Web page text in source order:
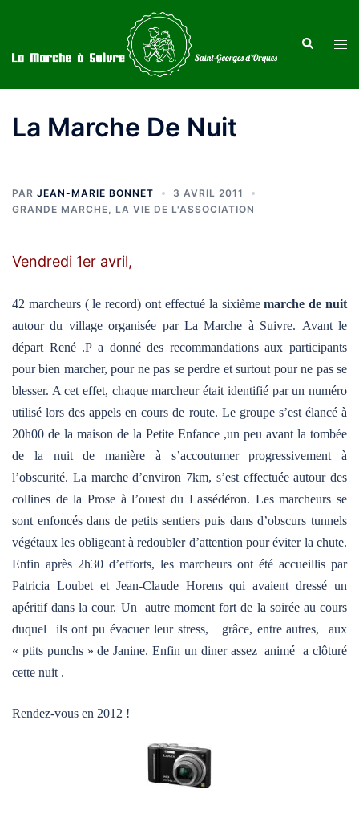
contenu
La Marche De Nuit
PAR JEAN-MARIE BONNET
3 AVRIL 2011
GRANDE MARCHE
LA VIE DE L'ASSOCIATION
Vendredi 1er avril,
42 marcheurs ( le record) ont effectué la sixièmemarche de nuit
autour du village organisée par La Marche à Suivre. Avant le
départ René .P a donné des recommandations aux participants
pour bien marcher, pour ne pas se perdre et surtout pour ne pas se
blesser. A cet effet, chaque marcheur était identifié par un numéro
utilisé lors des appels en cours de route. Le groupe s’est élancé à
20h00 de la maison de la Petite Enfance ,un peu avant la tombée
de la nuit de manière à s’accoutumer progressivement à
l’obscurité. La marche d’environ 7km, s’est effectuée autour des
collines de la Prose à l’ouest du Lassédéron. Les marcheurs se
sont enfoncés dans de petits sentiers puis dans d’obscurs tunnels
végétaux les obligeant à redoubler d’attention pour éviter la chute.
Enfin après 2h30 d’efforts, les marcheurs ont été accueillis par
Patricia Loubet et Jean-Claude Horens qui avaient dressé un
apéritif dans la cour. Un autre moment fort de la soirée au cours
duquel ils ont pu évacuer leur stress, grâce, entre autres, aux
« ptits punchs » de Janine. Enfin un diner assez animé a clôturé
cette nuit .
Rendez-vous en 2012 !